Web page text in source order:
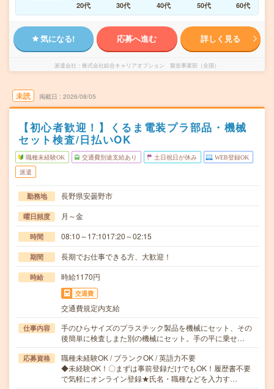
20代
30代 40代 50代 60代
気になる! 応募へ進む 詳しく見る
派遣会社 株式会社綜合キャリアオプション 製造事業部（全国）
未読 掲載日 2026/08/05
【初心者歓迎！】くるま電装プラ部品・機械
セット検査/日払いOK
職種未経験OK 交通費別途支給あり 土日祝日が休み WEB登録OK
派遣
勤務地 長野県安曇野市
曜日頻度 月～金
時間 08:10～17:1017:20～02:15
期間 長期でお仕事できる方、大歓迎！
時給 時給1170円
交通費
交通費規定内支給
仕事内容
手のひらサイズのプラスチック製品を機械にセット、その
後簡単に検査しまた別の機械にセット。手の平に乗せ…
応募資格
職種未経験OK / ブランクOK / 英語力不要
◆未経験OK！〇まずは事前登録だけでもOK！履歴書不要
で気軽にオンライン登録★氏名・職種などを入力す…